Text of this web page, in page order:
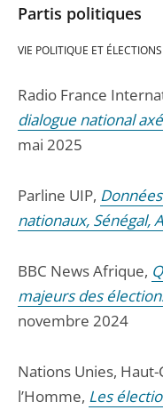
Partis politiques
VIE POLITIQUE ET ÉLECTIONS
Radio France
dialogue national
mai 2025
Parline UIP,
nationaux, Sénégal,
BBC News Afrique,
majeurs des
novembre 2024
Nations Unies,
l’Homme, Les